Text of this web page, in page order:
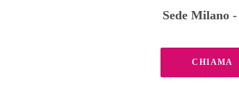
Sede Milano
CHIAMA